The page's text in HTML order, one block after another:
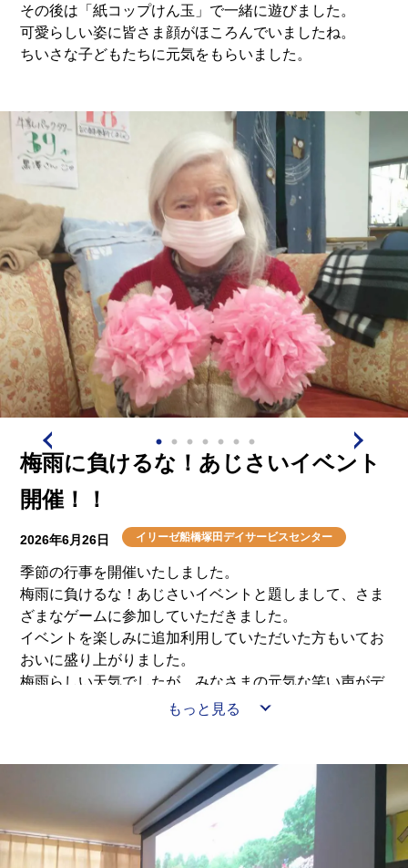
その後は「紙コップけん玉」で一緒に遊びました。
可愛らしい姿に皆さま顔がほころんでいましたね。
ちいさな子どもたちに元気をもらいました。
梅雨に負けるな！あじさいイベント
開催！！
2026年6月26日 イリーゼ船橋塚田デイサービスセンター
季節の行事を開催いたしました。
梅雨に負けるな！あじさいイベントと題しまして、さま
ざまなゲームに参加していただきました。
イベントを楽しみに追加利用していただいた方もいてお
おいに盛り上がりました。
梅雨らしい天気でしたが、みなさまの元気な笑い声がデ
イフロアに響き渡りましたよ。
もっと見る